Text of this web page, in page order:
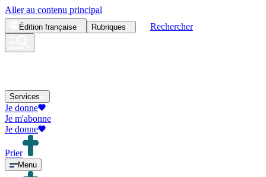
Aller au contenu principal
Édition française Rubriques Rechercher
Services
Je donne
Je m'abonne
Je donne
Prier
Menu